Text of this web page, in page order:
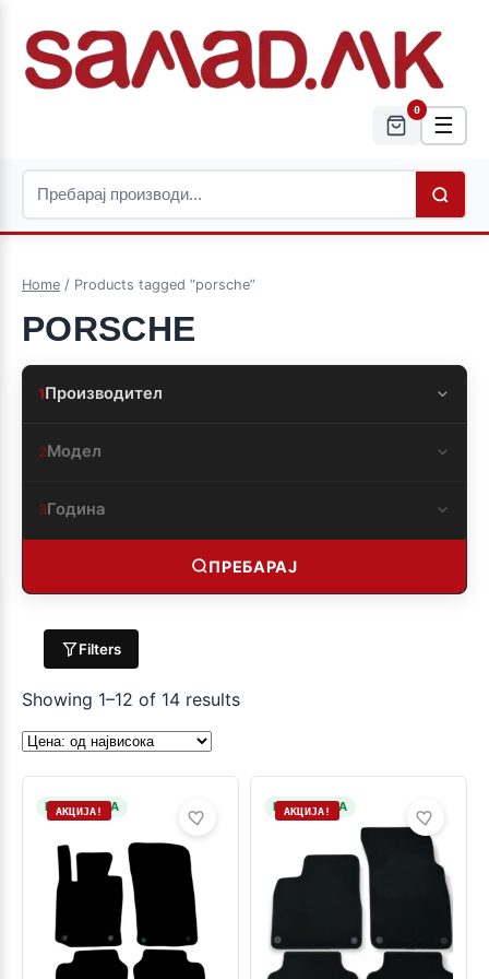
0
☰
Home / Products tagged “porsche”
PORSCHE
1Производител
2Модел
3Година
ПРЕБАРАЈ
Filters
Showing 1–12 of 14 results
НА ЗАЛИХА
АКЦИЈА! НА ЗАЛИХА
АКЦИЈА!